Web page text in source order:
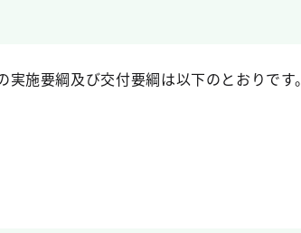
施要綱及び交付要綱は以下のとおりです。